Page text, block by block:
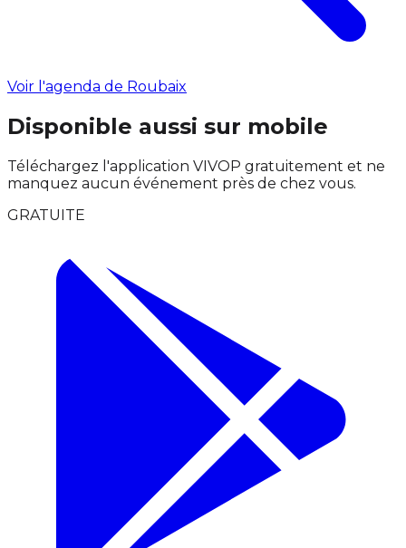
Voir l'agenda de Roubaix
Disponible aussi sur mobile
Téléchargez l'application VIVOP gratuitement et ne
manquez aucun événement près de chez vous.
GRATUITE